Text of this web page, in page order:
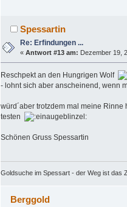
Spessartin
Re: Erfindungen ...
«Antwort #13 am: Dezember 19,
Reschpekt an den Hungrigen Wolf
- lohnt sich aber anscheinend, wenn
würd´aber trotzdem mal meine
testen
Schönen Gruss Spessartin
Goldsuche im Spessart - der Weg ist das
Berggold